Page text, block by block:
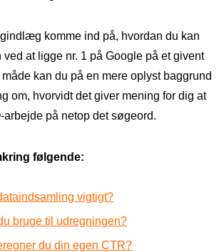
komme ind på, hvordan du kan
at ligge nr. 1 på Google på et givent
kan du på en mere oplyst baggrund
om, hvorvidt det giver mening for dig at
arbejde på netop det søgeord.
følgende:
vigtigt?
bruge til udregningen?
du din egen CTR?